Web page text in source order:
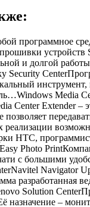
программное
устройств
и долгой
Security
Media
Center Extender –
позволяет
реализации
HTC,
Photo
с большими
Navigator
разработанная
Solution
назначение –